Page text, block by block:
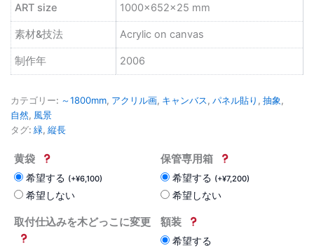
ART size 1000×652×25 mm
素材&技法 Acrylic on canvas
制作年 2006
カテゴリー: ～1800mm, アクリル画, キャンバス, パネル貼り , 抽象,
自然, 風景
タグ: 緑, 縦長
黄袋
希望する (+¥6,100)
希望しない
保管専用箱
希望する (+¥7,200)
希望しない
取付仕込みを木どっこに変更 額装
希望する